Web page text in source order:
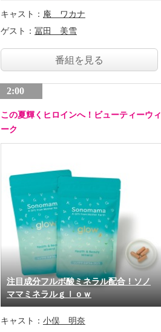
キャスト： 庵 ワカナ
ゲスト： 冨田 美雪
番組を見る
2:00
この夏輝くヒロインへ！ビューティーウィ
ーク
注目成分フルボ酸ミネラル配合！ソノ
ママミネラルｇｌｏｗ
キャスト： 小俣 明奈